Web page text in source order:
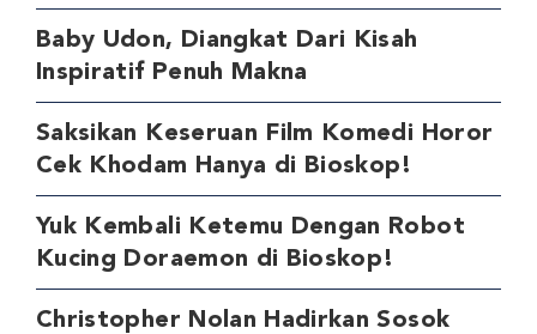
Baby Udon, Diangkat Dari Kisah
Inspiratif Penuh Makna
Saksikan Keseruan Film Komedi Horor
Cek Khodam Hanya di Bioskop!
Yuk Kembali Ketemu Dengan Robot
Kucing Doraemon di Bioskop!
Christopher Nolan Hadirkan Sosok